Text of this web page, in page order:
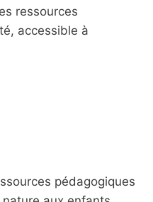
ressources
accessible à
pédagogiques